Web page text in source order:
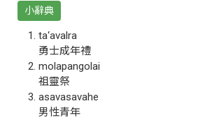
小辭典
ta‘avalra
勇士成年禮
molapangolai
祖靈祭
asavasavahe
男性青年